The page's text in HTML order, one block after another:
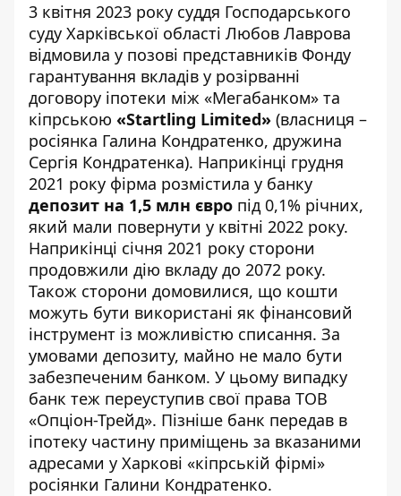
3 квітня 2023 року суддя Господарського
суду Харківської області Любов Лаврова
відмовила у позові представників Фонду
гарантування вкладів у розірванні
договору іпотеки між «Мегабанком» та
кіпрською «Startling Limited» (власниця –
росіянка Галина Кондратенко, дружина
Сергія Кондратенка). Наприкінці грудня
2021 року фірма розмістила у банку
депозит на 1,5 млн євро під 0,1% річних,
який мали повернути у квітні 2022 року.
Наприкінці січня 2021 року сторони
продовжили дію вкладу до 2072 року.
Також сторони домовилися, що кошти
можуть бути використані як фінансовий
інструмент із можливістю списання. За
умовами депозиту, майно не мало бути
забезпеченим банком. У цьому випадку
банк теж переуступив свої права ТОВ
«Опціон-Трейд». Пізніше банк передав в
іпотеку частину приміщень за вказаними
адресами у Харкові «кіпрській фірмі»
росіянки Галини Кондратенко.